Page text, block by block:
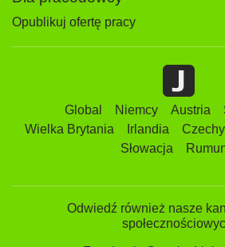
Opublikuj ofertę pracy
Global Niemcy Austria
Wielka Brytania
Irlandia Czechy
Słowacja
Odwiedź również nasze